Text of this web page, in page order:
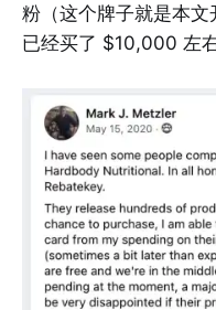
粉（这个牌子就是本文
已经买了 $10,000 左